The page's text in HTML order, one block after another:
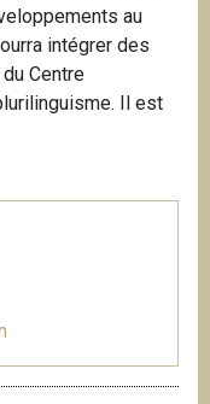
au
intégrer des
Centre
Il est